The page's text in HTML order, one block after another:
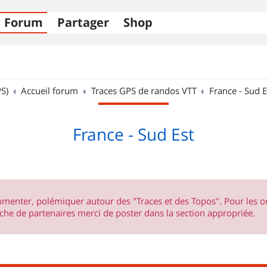
Forum Partager Shop
Accueil forum Traces GPS de randos VTT France - Sud
France - Sud Est
polémiquer autour des "Traces et des Topos". Pour les
de partenaires merci de poster dans la section appropriée.